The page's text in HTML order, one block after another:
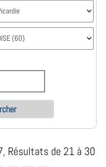
Résultats de 21 à 30